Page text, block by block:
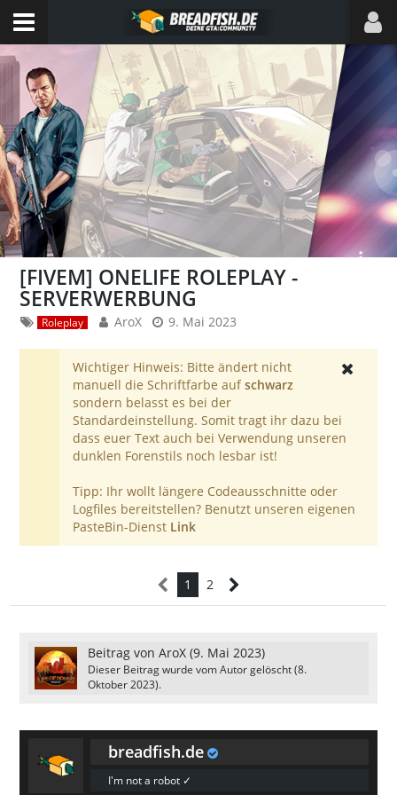
[FIVEM] ONELIFE ROLEPLAY -
SERVERWERBUNG
Roleplay AroX 9. Mai 2023
Wichtiger Hinweis: Bitte ändert nicht
manuell die Schriftfarbe aufschwarz
sondern belasst es bei der
Standardeinstellung. Somit tragt ihr dazu bei
dass euer Text auch bei Verwendung unseren
dunklen Forenstils noch lesbar ist!
Tipp: Ihr wollt längere Codeausschnitte oder
Logfiles bereitstellen? Benutzt unseren eigenen
PasteBin-Dienst Link
1 2
Beitrag vonAroX (9. Mai 2023)
Dieser Beitrag wurde vom Autor gelöscht (8.
Oktober 2023).
breadfish.de
I'm not a robot ✓